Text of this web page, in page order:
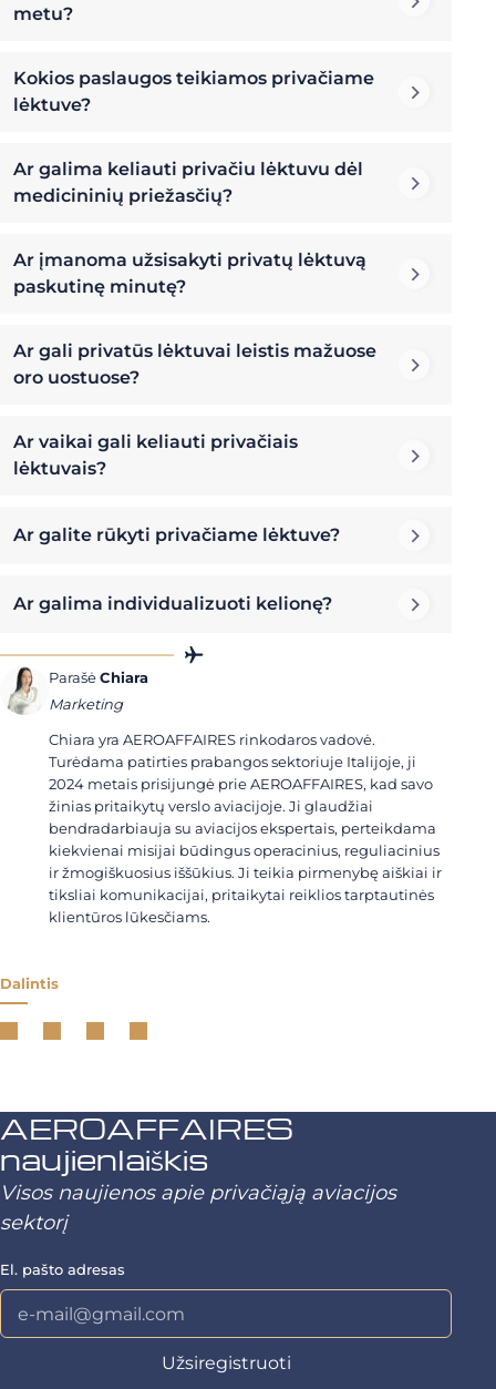
metu?
Kokios paslaugos teikiamos privačiame
lėktuve?
Ar galima keliauti privačiu lėktuvu dėl
medicininių priežasčių?
Ar įmanoma užsisakyti privatų lėktuvą
paskutinę minutę?
Ar gali privatūs lėktuvai leistis mažuose
oro uostuose?
Ar vaikai gali keliauti privačiais
lėktuvais?
Ar galite rūkyti privačiame lėktuve?
Ar galima individualizuoti kelionę?
ParašėChiara
Marketing
Chiara yra AEROAFFAIRES rinkodaros vadovė.
Turėdama patirties prabangos sektoriuje Italijoje, ji
2024 metais prisijungė prie AEROAFFAIRES, kad savo
žinias pritaikytų verslo aviacijoje. Ji glaudžiai
bendradarbiauja su aviacijos ekspertais, perteikdama
kiekvienai misijai būdingus operacinius, reguliacinius
ir žmogiškuosius iššūkius. Ji teikia pirmenybę aiškiai ir
tiksliai komunikacijai, pritaikytai reiklios tarptautinės
klientūros lūkesčiams.
Dalintis
AEROAFFAIRES
naujienlaiškis
Visos naujienos apie privačiąją aviacijos
sektorį
El. pašto adresas